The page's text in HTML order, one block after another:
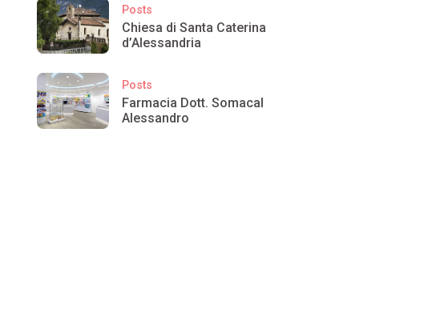
Posts
Chiesa di Santa Caterina
d’Alessandria
Posts
Farmacia Dott. Somacal
Alessandro